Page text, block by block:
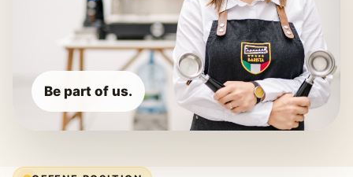
Be part of us.